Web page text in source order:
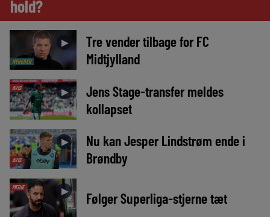
hold?
NYHEDER
►
Tre vender tilbage for FC
Midtjylland
AVIS ►
Jens Stage-transfer meldes
kollapset
AVIS
►
Nu kan Jesper Lindstrøm ende i
Brøndby
MEDIE ► Følger Superliga-stjerne tæt